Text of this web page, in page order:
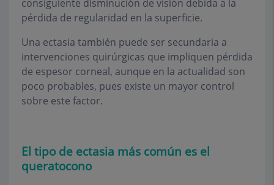
consiguiente disminución de visión debida a la
pérdida de regularidad en la superficie.
Una ectasia también puede ser secundaria a
intervenciones quirúrgicas que impliquen pérdida
de espesor corneal, aunque en la actualidad son
poco probables, pues existe un mayor control
sobre este factor.
El tipo de ectasia más común es el
queratocono